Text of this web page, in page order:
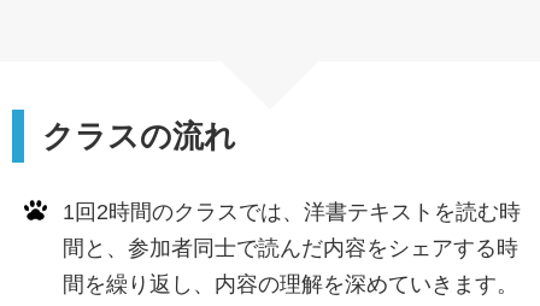
クラスの流れ
1回2時間のクラスでは、洋書テキストを読む時
間と、参加者同士で読んだ内容をシェアする時
間を繰り返し、内容の理解を深めていきます。